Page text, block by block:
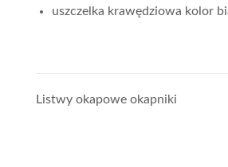
uszczelka krawędziowa kolor
Listwy okapowe okapniki